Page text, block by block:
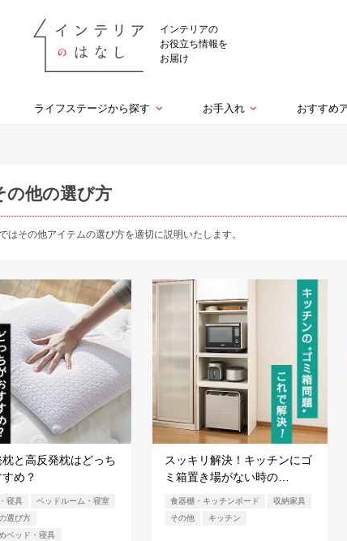
インテリアの
お役立ち情報を
お届け
ライフステージから探す お手入れ おすすめ
の他の選び方
はその他アイテムの選び方を適切に説明いたします。
と高反発枕はどっち
め？
寝具
ベッドルーム・寝室
選び方
ベッド・寝具
スッキリ解決！キッチンにゴ
ミ箱置き場がない時の…
食器棚・キッチンボード
収納家具
その他
キッチン